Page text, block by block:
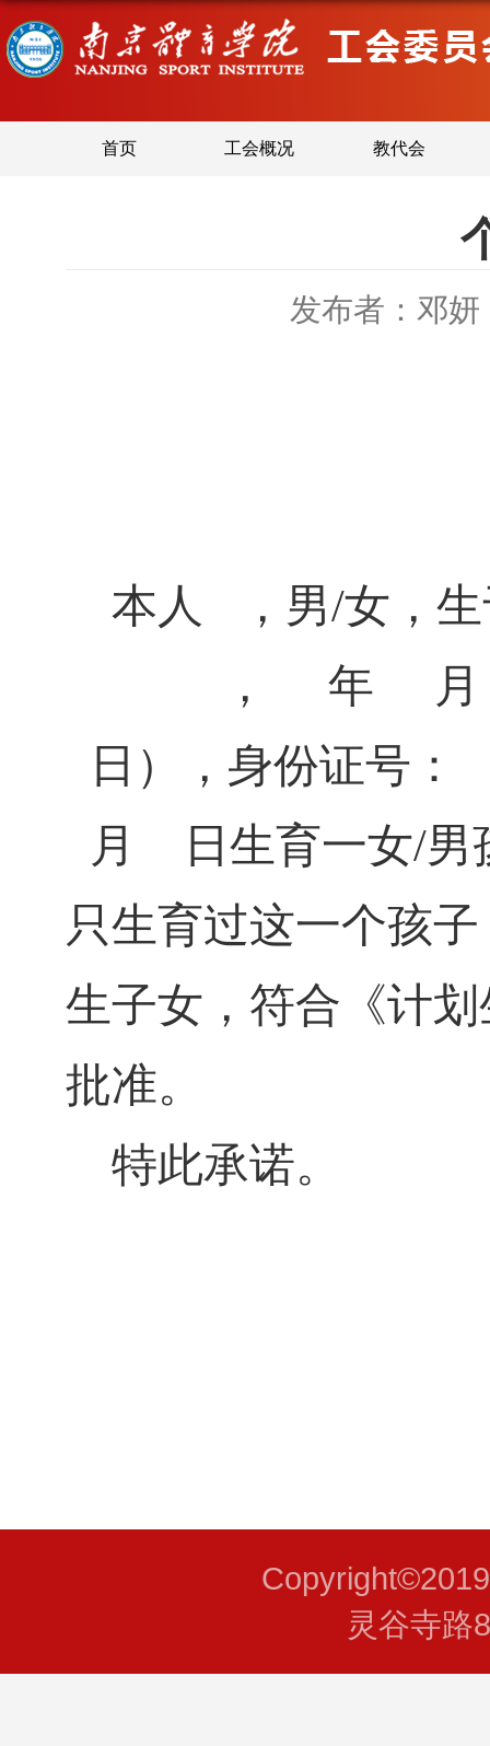
首页 工会概况 教代会
发布者：邓妍
本人 ，男/女，
， 年 月
日），身份证号
月 日生育一女/男
只生育过这一个孩
生子女，符合《计
批准。
特此承诺。
灵谷寺路